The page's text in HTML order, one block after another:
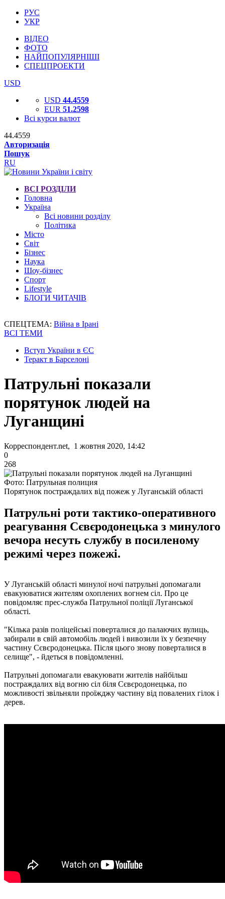
РУС
УКР
ВІДЕО
ФОТО
НАЙПОПУЛЯРНІШІ
СПЕЦПРОЕКТИ
USD
USD 44.4559
EUR 51.2598
Всі курси валют
44.4559
Авторизація
Пошук
RU
ВСІ РОЗДІЛИ
Головна
Україна
Всі новини розділу
Політика
Місто
Світ
Бізнес
Наука
Шоу-бізнес
Спорт
Lifestyle
БЛОГИ ЧИТАЧІВ
СПЕЦТЕМА: Війна в Ірані
ВСІ ТЕМИ
Вступ України в ЄС
Теракт в Барселоні
Патрульні показали
порятунок людей на
Луганщині
Корреспондент.net, 1 жовтня 2020, 14:42
0
268
Фото: Патрульная полиция
Порятунок постраждалих від пожеж у Луганській області
Патрульні роти тактико-оперативного
реагування Сєвєродонецька з минулого
вечора несуть службу в посиленому
режимі через пожежі.
У Луганській області минулої ночі патрульні допомагали
евакуюватися жителям охоплених вогнем сіл. Про це
повідомляє прес-служба Патрульної поліції Луганської
області.
"Кілька разів поліцейські поверталися до палаючих вулиць,
забирали в свій автомобіль людей і вивозили їх у безпечну
частину Сєвєродонецька. Після цього знову поверталися в
селище", - йдеться в повідомленні.
Патрульні допомагали евакуювати жителів найбільш
постраждалих від вогню сіл біля Сєвєродонецька, по
можливості звільняли проїжджу частину від повалених гілок і
дерев.